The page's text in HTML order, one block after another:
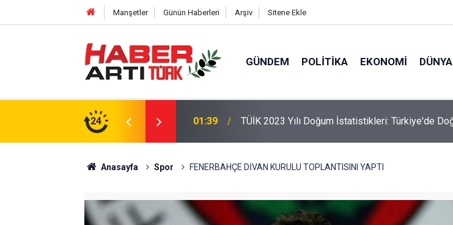
Manşetler Günün Haberleri Arşiv Sitene Ekle
GÜNDEM POLITIKA EKONOMI DÜNYA
24
Türkiye'de Doğurganlık Düşüşte 22:47 16 Maddelik Maden Kanunu Teklif Kabul Edildi
Anasayfa Spor FENERBAHÇE DİVAN KURULU TOPLANTISINI YAPTI